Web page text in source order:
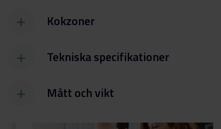
Kokzoner
Tekniska specifikationer
Mått och vikt